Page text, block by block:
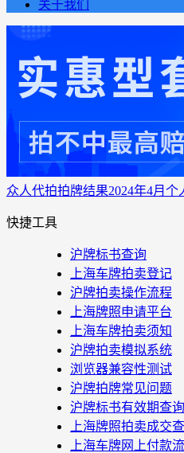
关于我们
众人代拍拍牌结果2024年4月
快捷工具
沪牌标书查询
上海车牌拍卖登记
沪牌拍卖操作流程
上海牌照申请平台
上海车牌拍卖须知
沪牌拍卖模拟系统
浏览器兼容性测试
沪牌拍牌常见问题
沪牌标书有效期查询
上海牌照拍卖成交
上海车牌网上付款